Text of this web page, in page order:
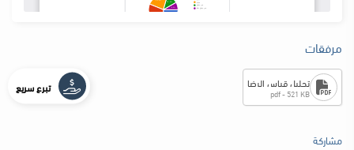
مرفقات
تحليل قياس الرضا
pdf - 521 KB
مشاركة
تبرع سريع